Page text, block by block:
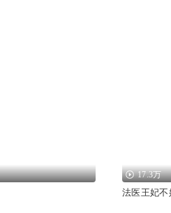
17.3万
法医王妃不